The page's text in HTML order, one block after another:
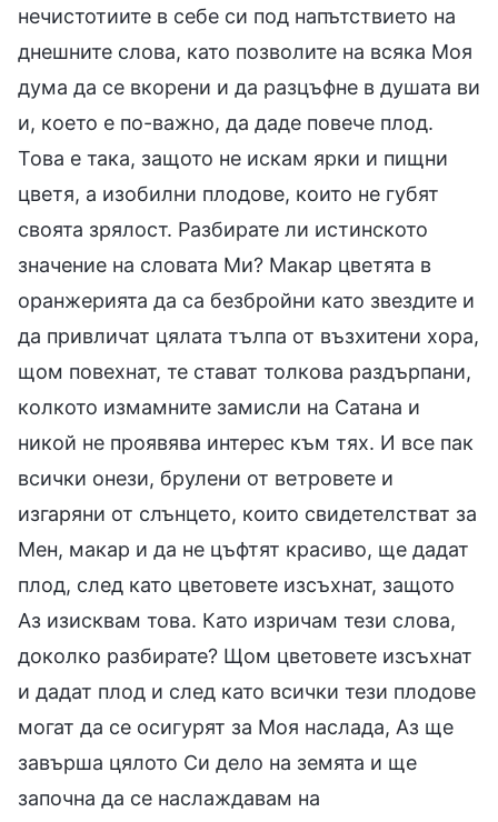
нечистотиите в себе си под напътствието на
днешните слова, като позволите на всяка Моя
дума да се вкорени и да разцъфне в душата ви
и, което е по-важно, да даде повече плод.
Това е така, защото не искам ярки и пищни
цветя, а изобилни плодове, които не губят
своята зрялост. Разбирате ли истинското
значение на словата Ми? Макар цветята в
оранжерията да са безбройни като звездите и
да привличат цялата тълпа от възхитени хора,
щом повехнат, те стават толкова раздърпани,
колкото измамните замисли на Сатана и
никой не проявява интерес към тях. И все пак
всички онези, брулени от ветровете и
изгаряни от слънцето, които свидетелстват за
Мен, макар и да не цъфтят красиво, ще дадат
плод, след като цветовете изсъхнат, защото
Аз изисквам това. Като изричам тези слова,
доколко разбирате? Щом цветовете изсъхнат
и дадат плод и след като всички тези плодове
могат да се осигурят за Моя наслада, Аз ще
завърша цялото Си дело на земята и ще
започна да се наслаждавам на